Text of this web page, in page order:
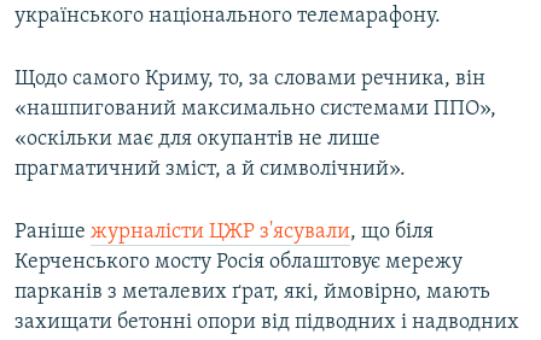
українського національного телемарафону.
Щодо самого Криму, то, за словами речника, він
«нашпигований максимально системами ППО»,
«оскільки має для окупантів не лише
прагматичний зміст, а й символічний».
Раніше журналісти ЦЖР з'ясували, що біля
Керченського мосту Росія облаштовує мережу
парканів з металевих ґрат, які, ймовірно, мають
захищати бетонні опори від підводних і надводних